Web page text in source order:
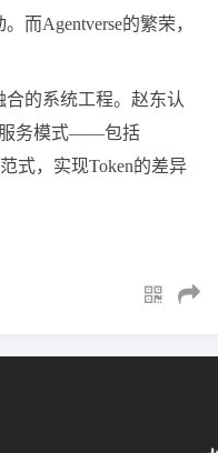
而Agentverse的繁荣，
的系统工程。赵东认
服务模式——包括
式，实现Token的差异